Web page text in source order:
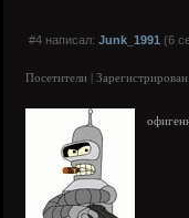
#4 написал: Junk_1991 (6
Посетители |